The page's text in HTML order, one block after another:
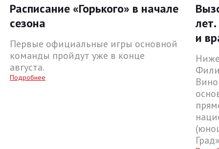
Расписание «Горького» в начале
сезона
Первые официальные игры основной
команды пройдут уже в конце
августа.
Подробнее
и